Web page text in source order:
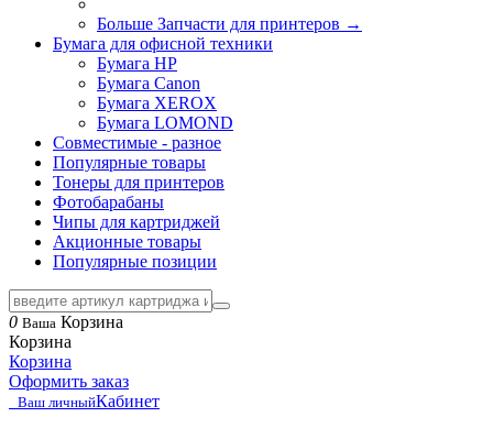
Больше Запчасти для принтеров →
Бумага для офисной техники
Бумага HP
Бумага Canon
Бумага XEROX
Бумага LOMOND
Совместимые - разное
Популярные товары
Тонеры для принтеров
Фотобарабаны
Чипы для картриджей
Акционные товары
Популярные позиции
0 Ваша Корзина
Корзина
Корзина
Оформить заказ
Ваш личныйКабинет